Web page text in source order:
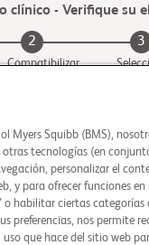
clínico - Verifique su
2
Compatibilizar
3
Myers Squibb (BMS),
tecnologías (en
personalizar el
y para ofrecer funciones en
o habilitar ciertas
preferencias, nos permite
que hace del sitio web